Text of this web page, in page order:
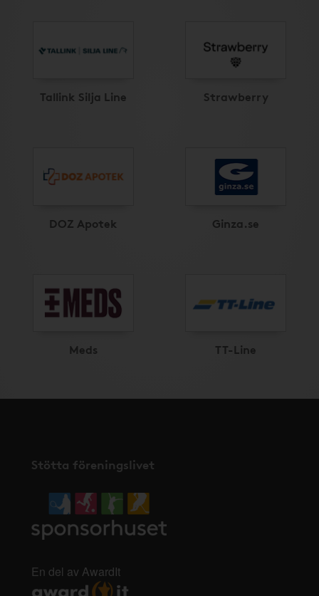
Tallink Silja Line Strawberry
DOZ Apotek Ginza.se
Meds TT-Line
Stötta föreningslivet
En del av AwardIt